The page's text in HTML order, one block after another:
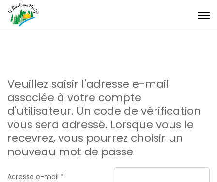
Veuillez saisir l'adresse e-mail
associée à votre compte
d'utilisateur. Un code de vérification
vous sera adressé. Lorsque vous le
recevrez, vous pourrez choisir un
nouveau mot de passe
Adresse e-mail *